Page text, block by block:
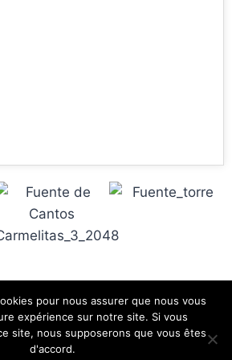
WordPress par
pour nous assurer que nous vous
expérience sur notre site. Si vous
site, nous supposerons que vous êtes
d'accord.